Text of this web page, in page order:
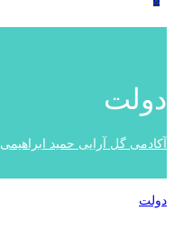
دولت
آکادمی گل آرایی حمید ابراهیمی
دولت